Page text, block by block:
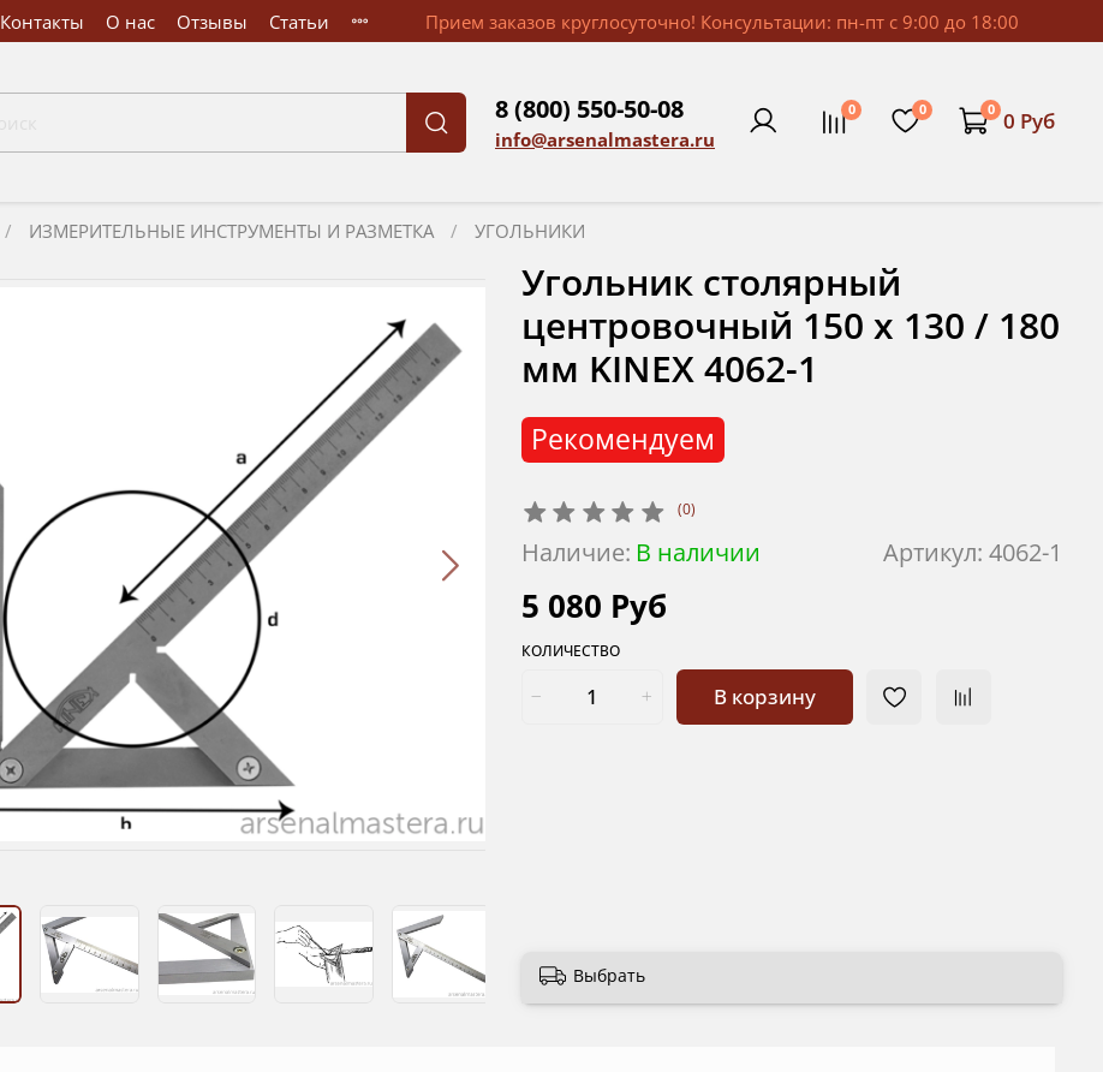
Контакты О нас Отзывы Статьи Прием заказов круглосуточно! Консультации: пн-пт с 9:00 до 18:00
8 (800) 550-50-08
info@arsenalmastera.ru
0 0 0 0 Руб
ИЗМЕРИТЕЛЬНЫЕ ИНСТРУМЕНТЫ И РАЗМЕТКА УГОЛЬНИКИ
(0)
Артикул: 4062-1
Наличие: В наличии
Рекомендуем
Угольник столярный
центровочный 150 x 130 / 180
мм KINEX 4062-1
5 080 Руб
КОЛИЧЕСТВО
В корзину
Выбрать